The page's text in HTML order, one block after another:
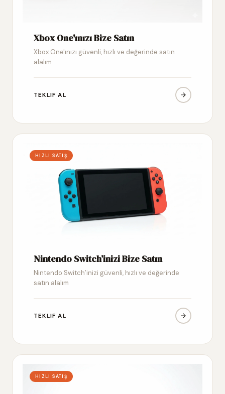
Xbox One'ınızı Bize Satın
Xbox One'ınızı güvenli, hızlı ve değerinde satın
alalım
TEKLIF AL
HIZLI SATIŞ
Nintendo Switch’inizi Bize Satın
Nintendo Switch’inizi güvenli, hızlı ve değerinde
satın alalım
TEKLIF AL
HIZLI SATIŞ